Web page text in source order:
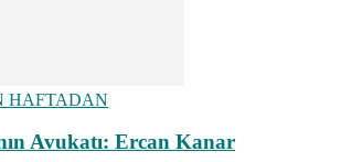
HAFTADAN
Avukatı: Ercan Kanar